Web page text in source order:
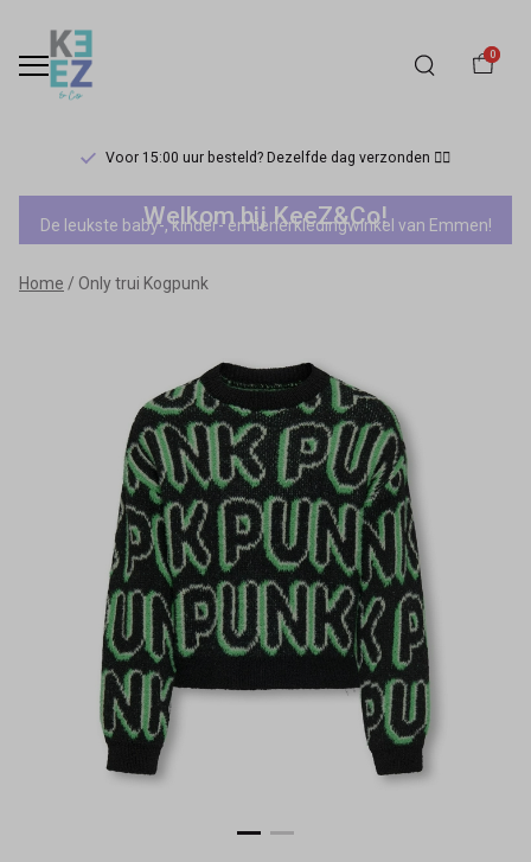
0
Voor 15:00 uur besteld? Dezelfde dag verzonden 🏃‍♀️
Only
trui
Kogpunk
Keez&Co
Welkom bij KeeZ&Co!
De leukste baby-, kinder- en tienerkledingwinkel van Emmen!
Home Only trui Kogpunk